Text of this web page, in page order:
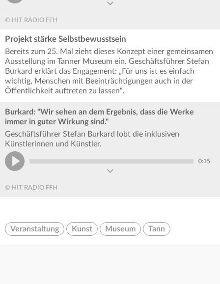
© HIT RADIO FFH
Projekt stärke Selbstbewusstsein
Bereits zum 25. Mal zieht dieses Konzept einer gemeinsamen
Ausstellung im Tanner Museum ein. Geschäftsführer Stefan
Burkard erklärt das Engagement: „Für uns ist es einfach
wichtig, Menschen mit Beeinträchtigungen auch in der
Öffentlichkeit auftreten zu lassen“.
Burkard: "Wir sehen an dem Ergebnis, dass die Werke
immer in guter Wirkung sind."
Geschäftsführer Stefan Burkard lobt die inklusiven
Künstlerinnen und Künstler.
0:15
© HIT RADIO FFH
Veranstaltung Kunst Museum Tann